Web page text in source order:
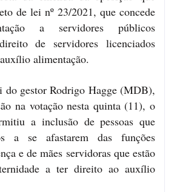
de lei nº 23/2021, que concede
a servidores públicos
de servidores licenciados
alimentação.
do gestor Rodrigo Hagge (MDB),
na votação nesta quinta (11), o
a inclusão de pessoas que
a se afastarem das funções
e de mães servidoras que estão
a ter direito ao auxílio